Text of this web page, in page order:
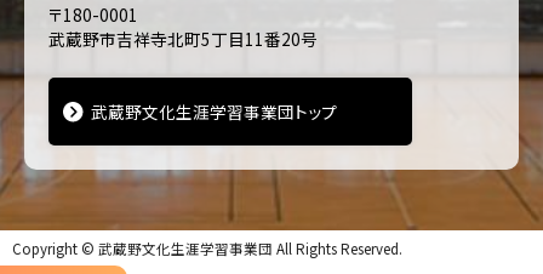
〒180-0001
武蔵野市吉祥寺北町5丁目11番20号
武蔵野文化生涯学習事業団トップ
Copyright © 武蔵野文化生涯学習事業団 All Rights Reserved.